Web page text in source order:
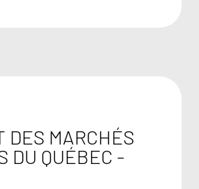
DES MARCHÉS
DU QUÉBEC -